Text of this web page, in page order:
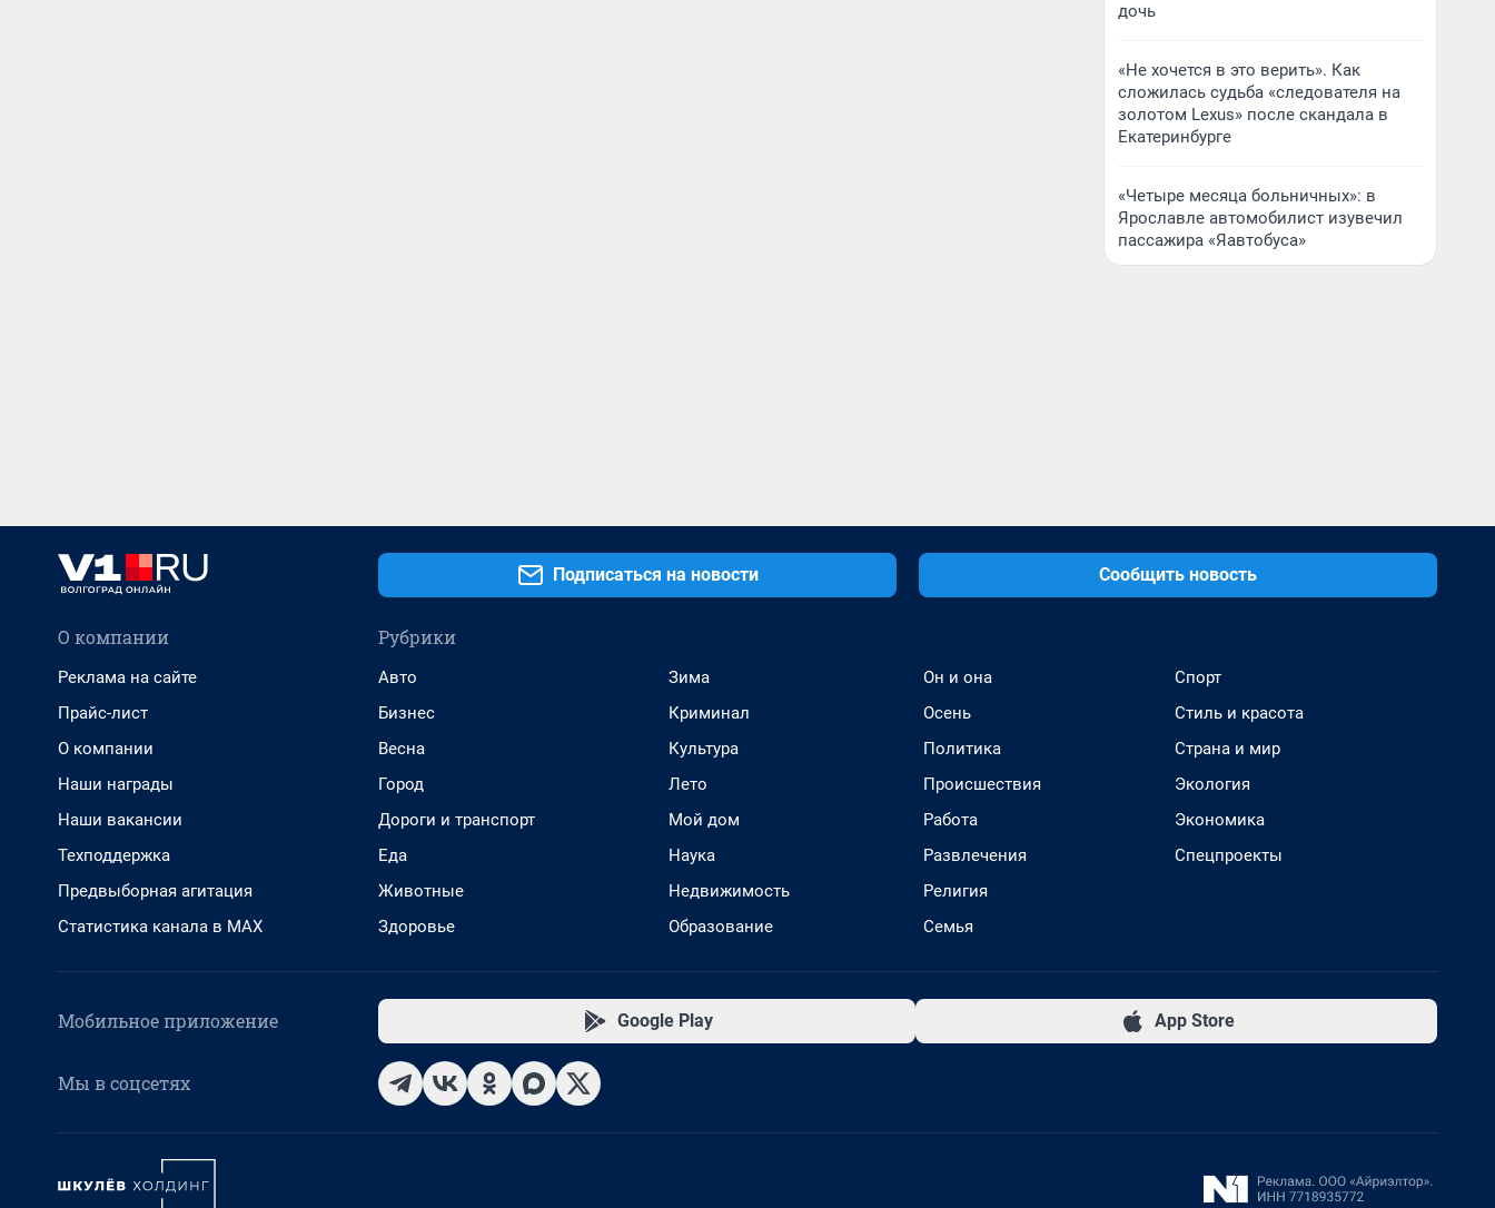
дочь
«Не хочется в это верить». Как
сложилась судьба «следователя на
золотом Lexus» после скандала в
Екатеринбурге
«Четыре месяца больничных»: в
Ярославле автомобилист изувечил
пассажира «Яавтобуса»
Подписаться на новости Сообщить новость
О компании
Реклама на сайте
Прайс-лист
О компании
Наши награды
Наши вакансии
Техподдержка
Предвыборная агитация
Статистика канала в MAX
Рубрики
Авто
Бизнес
Весна
Город
Дороги и транспорт
Еда
Животные
Здоровье
Зима
Криминал
Культура
Лето
Мой дом
Наука
Недвижимость
Образование
Он и она
Осень
Политика
Происшествия
Работа
Развлечения
Религия
Семья
Спорт
Стиль и красота
Страна и мир
Экология
Экономика
Спецпроекты
Мобильное приложение Google Play App Store
Мы в соцсетях